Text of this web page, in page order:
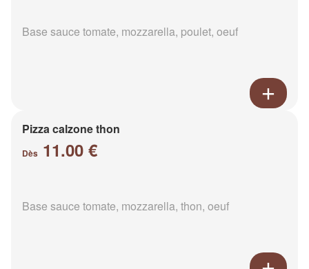
Base sauce tomate, mozzarella, poulet, oeuf
Pizza calzone thon
Dès 11.00 €
Base sauce tomate, mozzarella, thon, oeuf